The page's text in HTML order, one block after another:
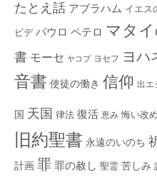
たとえ話 アブラハム イエス
ビデ パウロ ペテロ マタ
書 モーセ ヤコブ ヨセフ ヨハ
音書 使徒の働き 信仰 出エ
国 天国 律法 復活 恵み 悔い改め
旧約聖書 永遠のいのち
計画 罪 罪の赦し 聖霊 苦しみ